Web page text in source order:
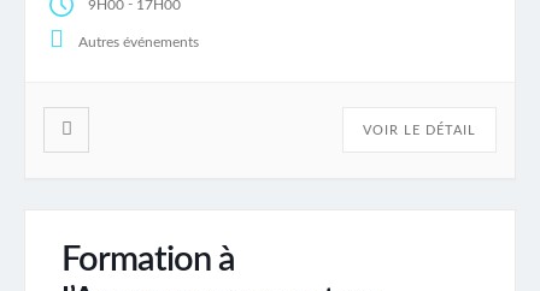
solutions authentiques. Contenu détaillé :
Programme […]
9H00 - 17H00
Autres événements
VOIR LE DÉTAIL
Formation à